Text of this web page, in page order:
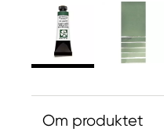
Om produktet